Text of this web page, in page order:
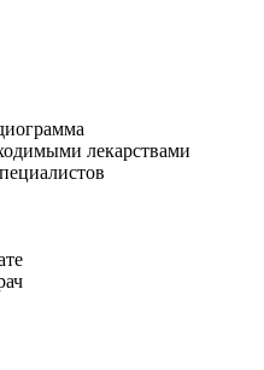
лекарствами